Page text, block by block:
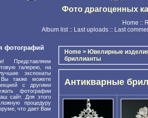
Фото драгоценных
Home ::
Album list:: Last uploads:: Last
фотографий
Представляем
галерею, на
экспонаты
Вы также можете
с другими
фотографии
сайт. Для этого
процедуру
что дает Вам
Home > Ювелирные
бриллианты
Антикварные